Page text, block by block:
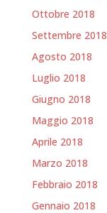
Ottobre 2018
Settembre 2018
Agosto 2018
Luglio 2018
Giugno 2018
Maggio 2018
Aprile 2018
Marzo 2018
Febbraio 2018
Gennaio 2018